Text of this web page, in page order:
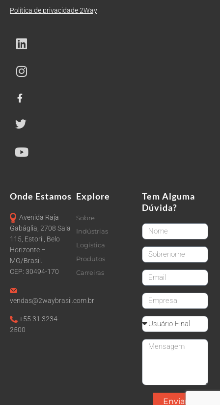
Política de privacidade 2Way
Onde Estamos
Avenida Raja
Gabáglia, 2708 Sala
115, Estoril, Belo
Horizonte –
MG/Brasil.
CEP: 30494-170
vendas@2waybrasil.com.br
+55 31 3234-
2500
Explore
Sobre
Indústrias
Logística
Produtos
Carreiras
Tem Alguma
Dúvida?
FirstName
LastName
email
CompanyName
Reseller
Message
Enviar